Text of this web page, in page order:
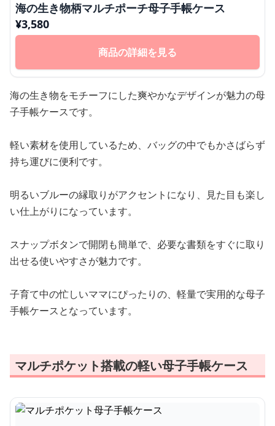
海の生き物柄マルチポーチ母子手帳ケース
¥3,580
商品の詳細を見る
海の生き物をモチーフにした爽やかなデザインが魅力の母
子手帳ケースです。
軽い素材を使用しているため、バッグの中でもかさばらず
持ち運びに便利です。
明るいブルーの縁取りがアクセントになり、見た目も楽し
い仕上がりになっています。
スナップボタンで開閉も簡単で、必要な書類をすぐに取り
出せる使いやすさが魅力です。
子育て中の忙しいママにぴったりの、軽量で実用的な母子
手帳ケースとなっています。
マルチポケット搭載の軽い母子手帳ケース